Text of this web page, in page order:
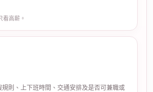
看高薪。
規則、上下班時間、交通安排及是否可兼職或